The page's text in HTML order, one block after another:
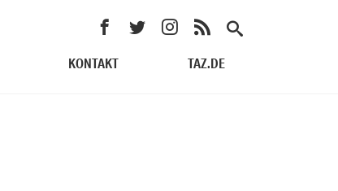
KONTAKT TAZ.DE